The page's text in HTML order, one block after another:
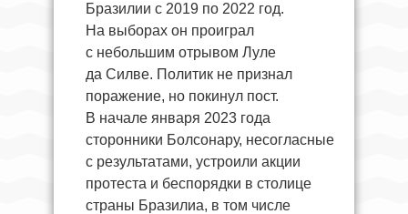
Бразилии с 2019 по 2022 год.
На выборах он проиграл
с небольшим отрывом Луле
да Силве. Политик не признал
поражение, но покинул пост.
В начале января 2023 года
сторонники Болсонару, несогласные
с результатами, устроили акции
протеста и беспорядки в столице
страны Бразилиа, в том числе